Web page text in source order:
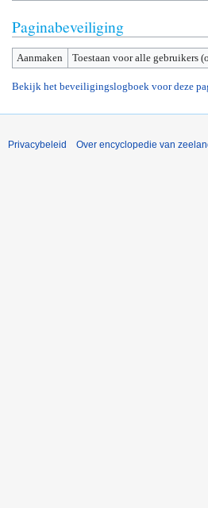
Paginabeveiliging
Aanmaken Toestaan voor alle gebruikers
Bekijk het beveiligingslogboek voor deze
Privacybeleid Over encyclopedie van